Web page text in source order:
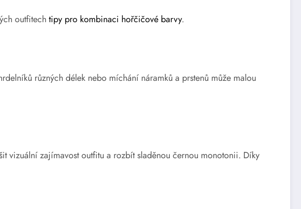
outfitech tipy pro kombinaci hořčičové barvy.
různých délek nebo míchání náramků a prstenů může malou
vizuální zajímavost outfitu a rozbít sladěnou černou monotonii. Díky